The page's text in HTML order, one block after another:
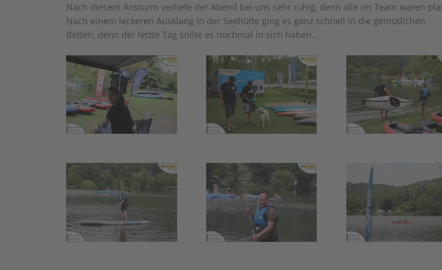
Nach diesem Ansturm verliefe der Abend bei uns sehr ruhig, denn alle im Team waren
Nach einem leckeren Ausklang in der Seehütte ging es ganz schnell in die gemütlichen
Betten, denn der letzte Tag sollte es nochmal in sich haben…